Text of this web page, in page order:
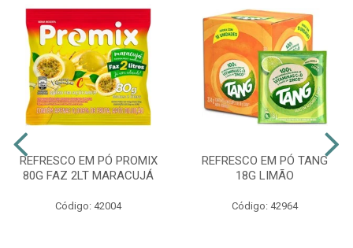
REFRESCO EM PÓ PROMIX
80G FAZ 2LT MARACUJÁ
Código: 42004
REFRESCO EM PÓ TANG
18G LIMÃO
Código: 42964